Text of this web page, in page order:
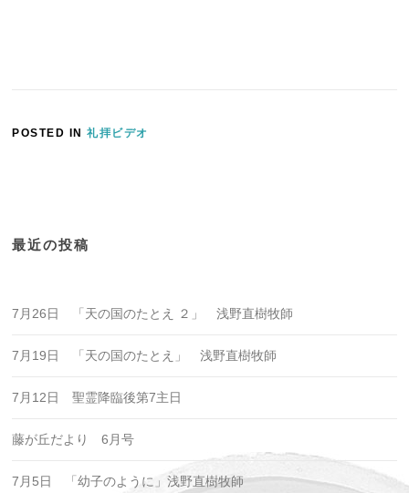
POSTED IN礼拝ビデオ
最近の投稿
7月26日 「天の国のたとえ ２」 浅野直樹牧師
7月19日 「天の国のたとえ」 浅野直樹牧師
7月12日 聖霊降臨後第7主日
藤が丘だより 6月号
7月5日 「幼子のように」浅野直樹牧師